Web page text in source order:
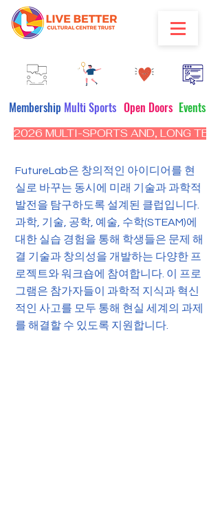
Multi Sports Open Doors Events
Membership
2026 MULTI-SPORTS AND, LONG
​가입하기
FutureLab에 가입하세요: 과학과 창의성이 만
나는 곳!
주변 세계에 호기심이 많으신가요? 실험하고,
창조하고, 현실 세계의 문제를 해결하는 것을
좋아하시나요? 지금 Future Lab: Fun
Science Club에 가입하세요.
FutureLab은 창의적인 아이디어를 현
실로 바꾸는 동시에 미래 기술과 과학적
발전을 탐구하도록 설계된 클럽입니다.
과학, 기술, 공학, 예술, 수학(STEAM)에
대한 실습 경험을 통해 학생들은 문제 해
결 기술과 창의성을 개발하는 다양한 프
로젝트와 워크숍에 참여합니다. 이 프로
그램은 참가자들이 과학적 지식과 혁신
적인 사고를 모두 통해 현실 세계의 과제
를 해결할 수 있도록 지원합니다.